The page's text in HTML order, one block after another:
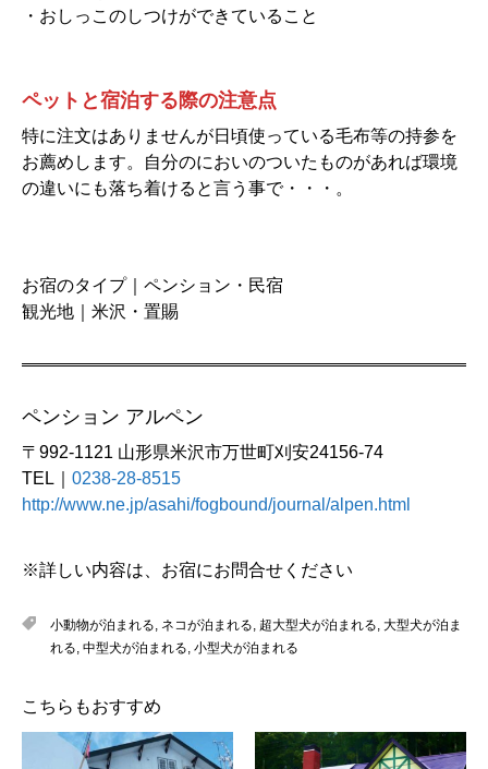
・おしっこのしつけができていること
ペットと宿泊する際の注意点
特に注文はありませんが日頃使っている毛布等の持参を
お薦めします。自分のにおいのついたものがあれば環境
の違いにも落ち着けると言う事で・・・。
お宿のタイプ｜ペンション・民宿
観光地｜米沢・置賜
ペンション アルペン
〒992-1121 山形県米沢市万世町刈安24156-74
TEL｜ 0238-28-8515
http://www.ne.jp/asahi/fogbound/journal/alpen.html
※詳しい内容は、お宿にお問合せください
小動物が泊まれる ネコが泊まれる 超大型犬が泊まれる 大型犬が泊ま
れる 中型犬が泊まれる 小型犬が泊まれる
こちらもおすすめ